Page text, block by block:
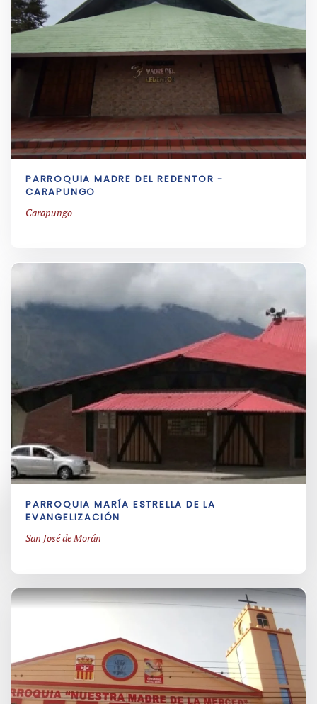
PARROQUIA MADRE DEL REDENTOR -
CARAPUNGO
Carapungo
PARROQUIA MARÍA ESTRELLA DE LA
EVANGELIZACIÓN
San José de Morán